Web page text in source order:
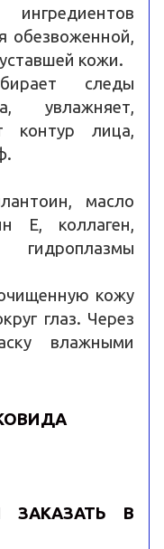
обезвоженной,
кожи.
следы
увлажняет,
контур лица,
масло
Е, коллаген,
гидроплазмы
кожу
глаз. Через
влажными
ЗАКАЗАТЬ В